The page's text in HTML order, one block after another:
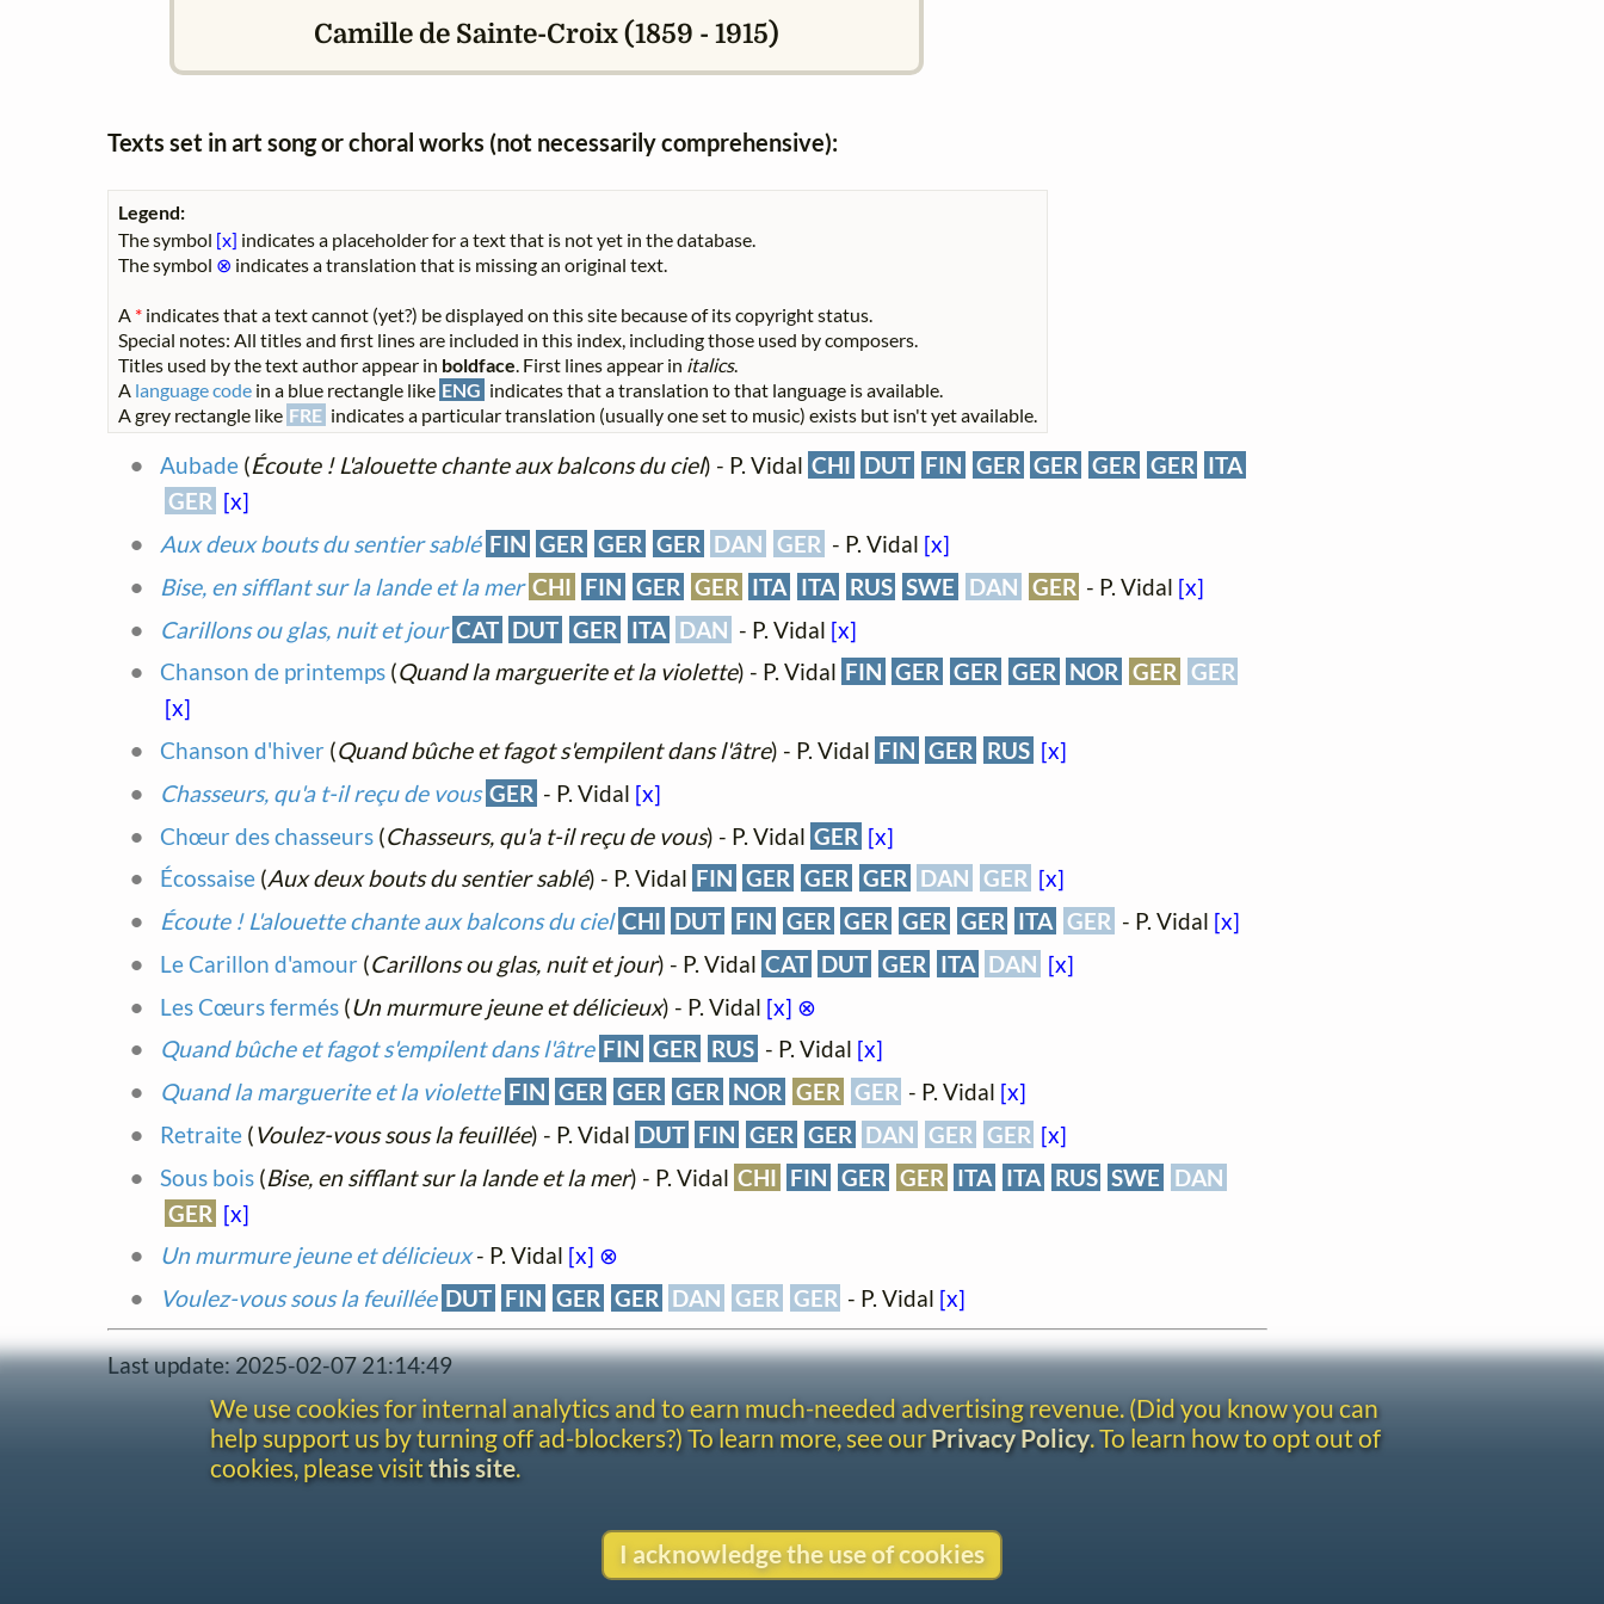
Camille de Sainte-Croix (1859 - 1915)
Texts set in art song or choral works (not necessarily comprehensive):
Legend:
The symbol [x] indicates a placeholder for a text that is not yet in the database.
The symbol ⊗ indicates a translation that is missing an original text.
A * indicates that a text cannot (yet?) be displayed on this site because of its copyright status.
Special notes: All titles and first lines are included in this index, including those used by composers.
Titles used by the text author appear in boldface . First lines appear in italics.
A language code in a blue rectangle like ENG indicates that a translation to that language is available.
A grey rectangle like FRE indicates a particular translation (usually one set to music) exists but isn't yet available.
Aubade(Écoute ! L'alouette chante aux balcons du ciel) - P. Vidal CHI DUT FIN GER GER GER GER ITA
GER [x]
Aux deux bouts du sentier sablé FIN GER GER GER DAN GER - P. Vidal [x]
Bise, en sifflant sur la lande et la mer CHI FIN GER GER ITA ITA RUS SWE DAN GER - P. Vidal [x]
Carillons ou glas, nuit et jour CAT DUT GER ITA DAN - P. Vidal [x]
Chanson de printemps(Quand la marguerite et la violette) - P. Vidal FIN GER GER GER NOR GER GER
[x]
Chanson d'hiver (Quand bûche et fagot s'empilent dans l'âtre) - P. Vidal FIN GER RUS [x]
Chasseurs, qu'a t-il reçu de vous GER - P. Vidal [x]
Chœur des chasseurs(Chasseurs, qu'a t-il reçu de vous) - P. Vidal GER [x]
Écossaise(Aux deux bouts du sentier sablé) - P. Vidal FIN GER GER GER DAN GER [x]
Écoute ! L'alouette chante aux balcons du ciel CHI DUT FIN GER GER GER GER ITA GER - P. Vidal [x]
Le Carillon d'amour (Carillons ou glas, nuit et jour) - P. Vidal CAT DUT GER ITA DAN [x]
Les Cœurs fermés(Un murmure jeune et délicieux) - P. Vidal [x] ⊗
Quand bûche et fagot s'empilent dans l'âtre FIN GER RUS - P. Vidal [x]
Quand la marguerite et la violette FIN GER GER GER NOR GER GER - P. Vidal [x]
Retraite(Voulez-vous sous la feuillée) - P. Vidal DUT FIN GER GER DAN GER GER [x]
Sous bois(Bise, en sifflant sur la lande et la mer) - P. Vidal CHI FIN GER GER ITA ITA RUS SWE
DAN
GER [x]
Un murmure jeune et délicieux- P. Vidal [x] ⊗
Voulez-vous sous la feuillée DUT FIN GER GER DAN GER GER - P. Vidal [x]
Last update: 2025-02-07 21:14:49
We use cookies for internal analytics and to earn much-needed advertising revenue. (Did you know you can
help support us by turning off ad-blockers?) To learn more, see ourPrivacy Policy. To learn how to opt out of
cookies, please visit this site.
I acknowledge the use of cookies